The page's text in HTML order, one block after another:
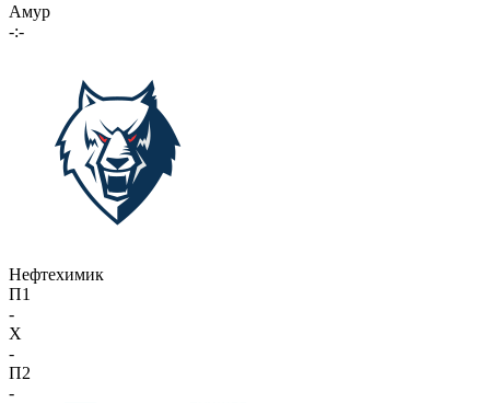
Амур
-:-
Нефтехимик
П1
-
X
-
П2
-